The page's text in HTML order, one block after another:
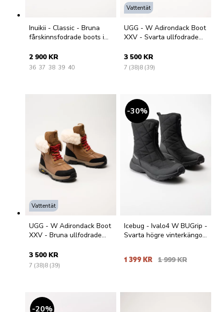
Inuikii - Classic - Bruna
fårskinnsfodrade boots i
2 900 KR
36 37 38 39 40
Vattentät
UGG - W Adirondack Boot
XXV - Svarta ullfodrade
3 500 KR
7 (38)8 (39)
Vattentät
UGG - W Adirondack Boot
XXV - Bruna ullfodrade
3 500 KR
7 (38)8 (39)
30%
Icebug - Ivalo4 W BUGrip -
Svarta högre vinterkängor
1 399 KR 1 999 KR
20%